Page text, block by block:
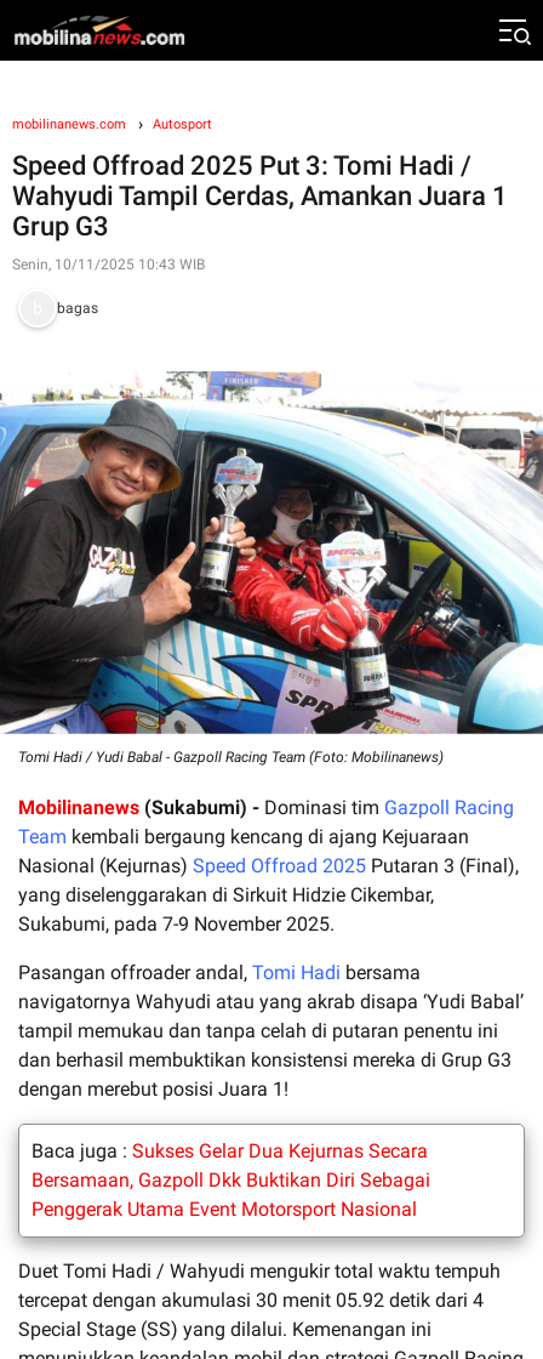
mobilinanews.com Autosport
Speed Offroad 2025 Put 3: Tomi Hadi /
Wahyudi Tampil Cerdas, Amankan Juara 1
Grup G3
Senin, 10/11/2025 10:43 WIB
bagas
Tomi Hadi / Yudi Babal - Gazpoll Racing Team (Foto: Mobilinanews)
Mobilinanews (Sukabumi) - Dominasi tim Gazpoll Racing
Team kembali bergaung kencang di ajang Kejuaraan
Nasional (Kejurnas) Speed Offroad 2025 Putaran 3 (Final),
yang diselenggarakan di Sirkuit Hidzie Cikembar,
Sukabumi, pada 7-9 November 2025.
Pasangan offroader andal, Tomi Hadi bersama
navigatornya Wahyudi atau yang akrab disapa ‘Yudi Babal’
tampil memukau dan tanpa celah di putaran penentu ini
dan berhasil membuktikan konsistensi mereka di Grup G3
dengan merebut posisi Juara 1!
Baca juga : Sukses Gelar Dua Kejurnas Secara
Bersamaan, Gazpoll Dkk Buktikan Diri Sebagai
Penggerak Utama Event Motorsport Nasional
Duet Tomi Hadi / Wahyudi mengukir total waktu tempuh
tercepat dengan akumulasi 30 menit 05.92 detik dari 4
Special Stage (SS) yang dilalui. Kemenangan ini